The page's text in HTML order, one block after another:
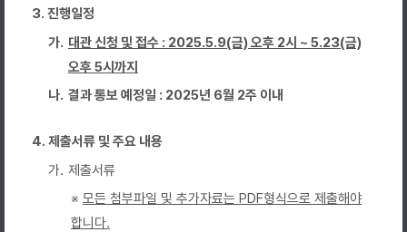
3. 진행일정
가. 대관 신청 및 접수 : 2025.5.9(금) 오후 2시 ~ 5.23(금)
오후 5시까지
나. 결과 통보 예정일 : 2025년 6월 2주 이내
4. 제출서류 및 주요 내용
가. 제출서류
※ 모든 첨부파일 및 추가자료는 PDF형식으로 제출해야
합니다.